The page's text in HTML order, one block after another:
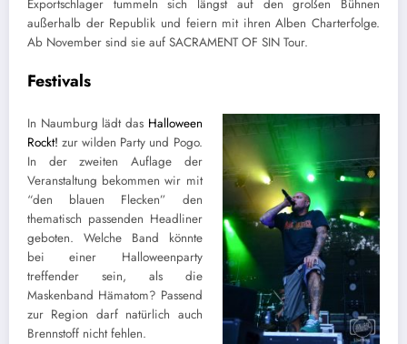
Exportschlager tummeln sich längst auf den großen Bühnen
außerhalb der Republik und feiern mit ihren Alben Charterfolge.
Ab November sind sie auf SACRAMENT OF SIN Tour.
Festivals
In Naumburg lädt das Halloween
Rockt! zur wilden Party und Pogo.
In der zweiten Auflage der
Veranstaltung bekommen wir mit
“den blauen Flecken” den
thematisch passenden Headliner
geboten. Welche Band könnte
bei einer Halloweenparty
treffender sein, als die
Maskenband Hämatom? Passend
zur Region darf natürlich auch
Brennstoff nicht fehlen.